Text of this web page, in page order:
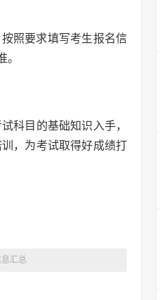
照要求填写考生报名信
科目的基础知识入手，
，为考试取得好成绩打
汇总